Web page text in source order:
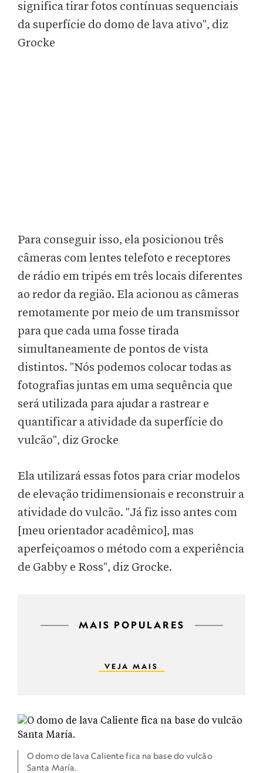
significa tirar fotos contínuas sequenciais
da superfície do domo de lava ativo", diz
Grocke
Para conseguir isso, ela posicionou três
câmeras com lentes telefoto e receptores
de rádio em tripés em três locais diferentes
ao redor da região. Ela acionou as câmeras
remotamente por meio de um transmissor
para que cada uma fosse tirada
simultaneamente de pontos de vista
distintos. "Nós podemos colocar todas as
fotografias juntas em uma sequência que
será utilizada para ajudar a rastrear e
quantificar a atividade da superfície do
vulcão", diz Grocke
Ela utilizará essas fotos para criar modelos
de elevação tridimensionais e reconstruir a
atividade do vulcão. "Já fiz isso antes com
[meu orientador acadêmico], mas
aperfeiçoamos o método com a experiência
de Gabby e Ross", diz Grocke.
MAIS POPULARES
VEJA MAIS
O domo de lava Caliente fica na base do vulcão
Santa María.